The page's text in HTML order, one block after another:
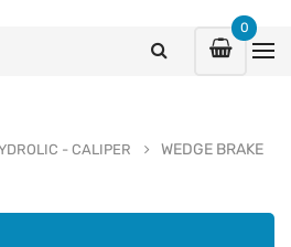
0
- CALIPER WEDGE BRAKE